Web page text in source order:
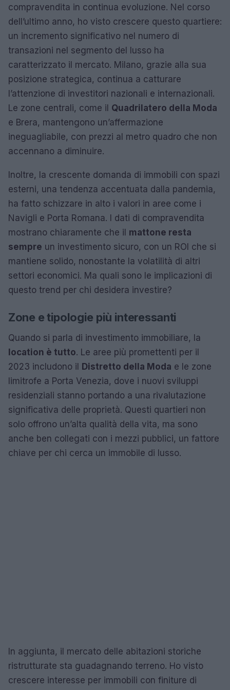
compravendita in continua evoluzione. Nel corso
dell’ultimo anno, ho visto crescere questo quartiere:
un incremento significativo nel numero di
transazioni nel segmento del lusso ha
caratterizzato il mercato. Milano, grazie alla sua
posizione strategica, continua a catturare
l’attenzione di investitori nazionali e internazionali.
Le zone centrali, come il Quadrilatero della Moda
e Brera, mantengono un’affermazione
ineguagliabile, con prezzi al metro quadro che non
accennano a diminuire.
Inoltre, la crescente domanda di immobili con spazi
esterni, una tendenza accentuata dalla pandemia,
ha fatto schizzare in alto i valori in aree come i
Navigli e Porta Romana. I dati di compravendita
mostrano chiaramente che il mattone resta
sempre un investimento sicuro, con un ROI che si
mantiene solido, nonostante la volatilità di altri
settori economici. Ma quali sono le implicazioni di
questo trend per chi desidera investire?
Zone e tipologie più interessanti
Quando si parla di investimento immobiliare, la
location è tutto. Le aree più promettenti per il
2023 includono il Distretto della Moda e le zone
limitrofe a Porta Venezia, dove i nuovi sviluppi
residenziali stanno portando a una rivalutazione
significativa delle proprietà. Questi quartieri non
solo offrono un’alta qualità della vita, ma sono
anche ben collegati con i mezzi pubblici, un fattore
chiave per chi cerca un immobile di lusso.
In aggiunta, il mercato delle abitazioni storiche
ristrutturate sta guadagnando terreno. Ho visto
crescere interesse per immobili con finiture di